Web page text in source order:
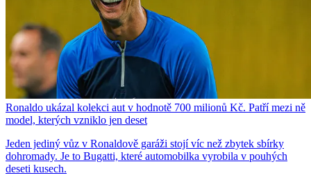
Ronaldo ukázal kolekci aut v hodnotě 700 milionů Kč. Patří mezi ně
model, kterých vzniklo jen deset
Jeden jediný vůz v Ronaldově garáži stojí víc než zbytek sbírky
dohromady. Je to Bugatti, které automobilka vyrobila v pouhých
deseti kusech.